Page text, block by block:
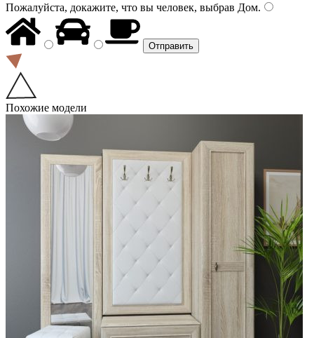
Пожалуйста, докажите, что вы человек, выбрав Дом.
Похожие модели